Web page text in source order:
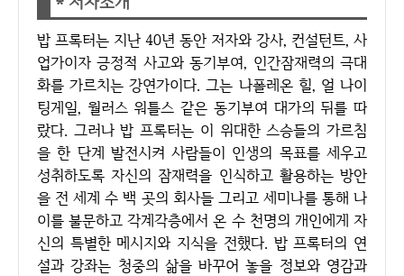
밥 프록터는 지난 40년 동안 저자와 강사, 컨설턴트, 사
업가이자 긍정적 사고와 동기부여, 인간잠재력의 극대
화를 가르치는 강연가이다. 그는 나폴레온 힐, 얼 나이
팅게일, 월러스 워틀스 같은 동기부여 대가의 뒤를 따
랐다. 그러나 밥 프록터는 이 위대한 스승들의 가르침
을 한 단계 발전시켜 사람들이 인생의 목표를 세우고
성취하도록 자신의 잠재력을 인식하고 활용하는 방안
을 전 세계 수 백 곳의 회사들 그리고 세미나를 통해 나
이를 불문하고 각계각층에서 온 수 천명의 개인에게 자
신의 특별한 메시지와 지식을 전했다. 밥 프록터의 연
설과 강좌는 청중의 삶을 바꾸어 놓을 정보와 영감과